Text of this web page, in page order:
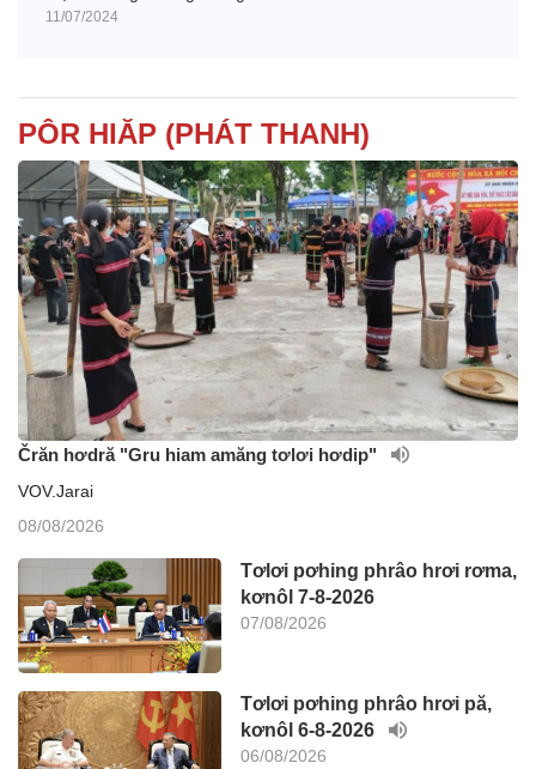
e
o
11/07/2024
PÔR HIĂP (PHÁT THANH)
Črăn hơdră "Gru hiam amăng tơlơi hơdip"
VOV.Jarai
08/08/2026
Tơlơi pơhing phrâo hrơi rơma,
kơnôl 7-8-2026
07/08/2026
Tơlơi pơhing phrâo hrơi pă,
kơnôl 6-8-2026
06/08/2026